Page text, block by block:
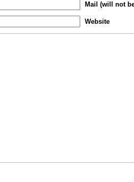
Mail (will not
Website